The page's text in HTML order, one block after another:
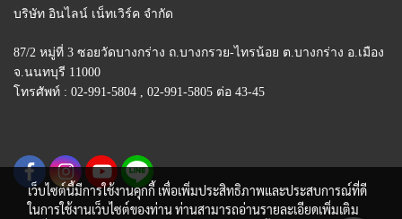
บริษัท อินไลน์ เน็ทเวิร์ค จำกัด
87/2 หมู่ที่ 3 ซอยวัดบางกร่าง ถ.บางกรวย-ไทรน้อย ต.บางกร่าง อ.เมือง
จ.นนทบุรี 11000
โทรศัพท์ : 02-991-5804 , 02-991-5805 ต่อ 43-45
เว็บไซต์นี้มีการใช้งานคุกกี้ เพื่อเพิ่มประสิทธิภาพและประสบการณ์ที่ดี
ในการใช้งานเว็บไซต์ของท่าน ท่านสามารถอ่านรายละเอียดเพิ่มเติม